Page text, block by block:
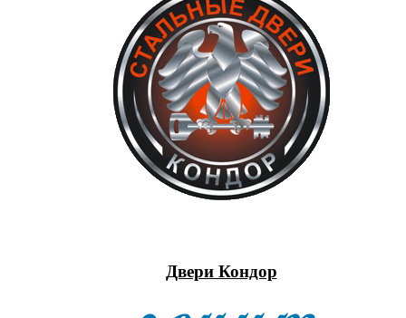
Двери Кондор